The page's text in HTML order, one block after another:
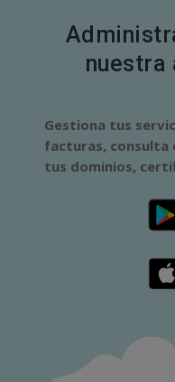
nuestra
Gestiona tus
facturas, consulta
tus dominios,